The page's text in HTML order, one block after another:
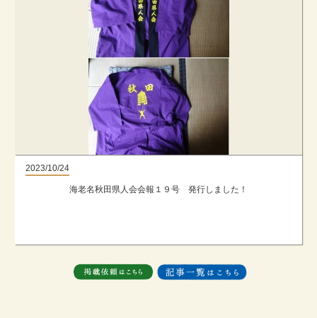
2023/10/24
海老名秋田県人会会報１９号 発行しました！